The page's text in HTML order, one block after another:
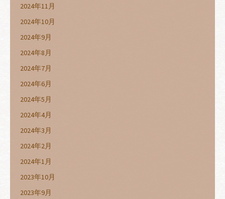
2024年11月
2024年10月
2024年9月
2024年8月
2024年7月
2024年6月
2024年5月
2024年4月
2024年3月
2024年2月
2024年1月
2023年10月
2023年9月